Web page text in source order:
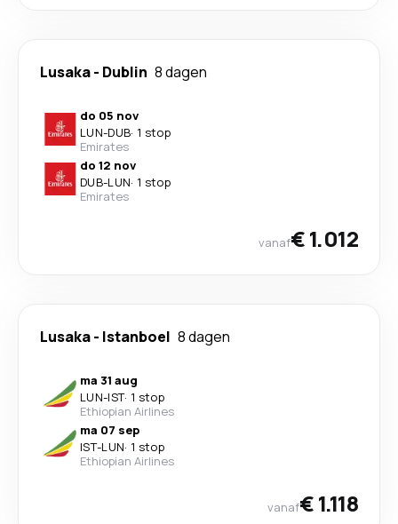
Lusaka- Dublin 8 dagen
do 05 nov
LUN-DUB· 1 stop
Emirates
do 12 nov
DUB-LUN· 1 stop
Emirates
vanaf€ 1.012
Lusaka- Istanboel 8 dagen
ma 31 aug
LUN-IST· 1 stop
Ethiopian Airlines
ma 07 sep
IST-LUN· 1 stop
Ethiopian Airlines
vanaf€ 1.118